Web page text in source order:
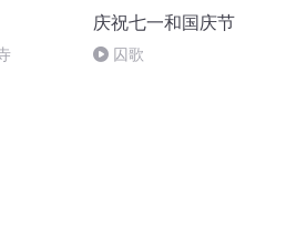
庆祝七一和国庆节
囚歌